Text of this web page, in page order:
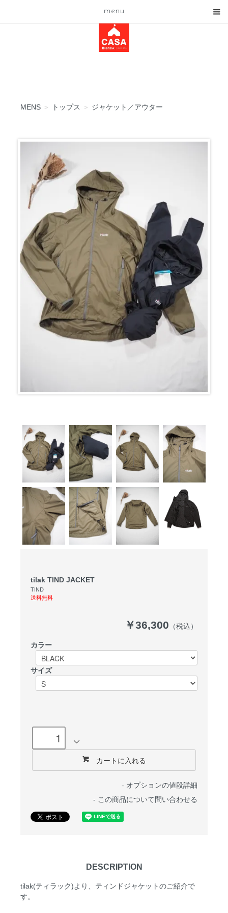
menu
MENS ＞ トップス ＞ ジャケット／アウター
tilak TIND JACKET
TIND
送料無料
￥36,300 （税込）
カラー
サイズ
カートに入れる
- オプションの値段詳細
- この商品について問い合わせる
DESCRIPTION
tilak(ティラック)より、ティンドジャケットのご紹介で
す。